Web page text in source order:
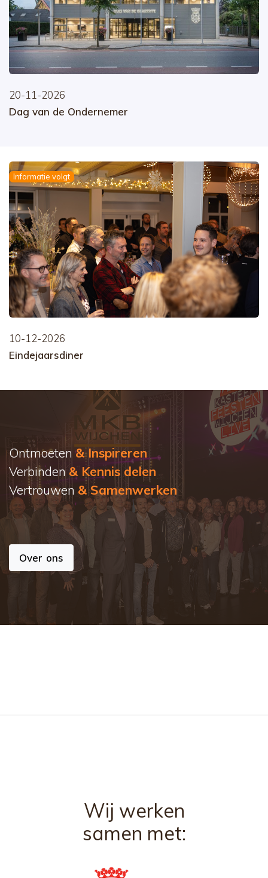
20-11-2026
Dag van de Ondernemer
Informatie volgt
10-12-2026
Eindejaarsdiner
Ontmoeten & Inspireren
Verbinden & Kennis delen
Vertrouwen & Samenwerken
Over ons
Wij werken
samen met: